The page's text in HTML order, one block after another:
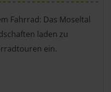
Fahrrad: Das Moseltal
laden zu
ein.